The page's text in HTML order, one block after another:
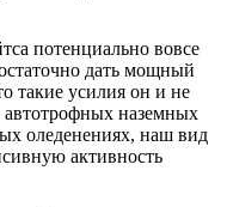
потенциально вовсе
дать мощный
такие усилия он и не
автотрофных наземных
оледенениях, наш вид
активность